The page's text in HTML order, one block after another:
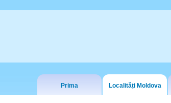
Prima Localități Moldova